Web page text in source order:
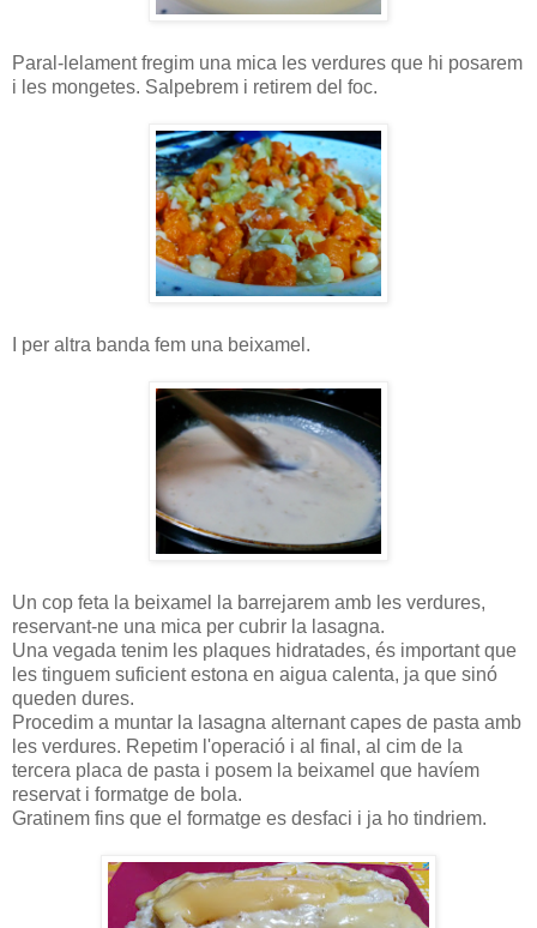
Paral-lelament fregim una mica les verdures que hi posarem
i les mongetes. Salpebrem i retirem del foc.
I per altra banda fem una beixamel.
Un cop feta la beixamel la barrejarem amb les verdures,
reservant-ne una mica per cubrir la lasagna.
Una vegada tenim les plaques hidratades, és important que
les tinguem suficient estona en aigua calenta, ja que sinó
queden dures.
Procedim a muntar la lasagna alternant capes de pasta amb
les verdures. Repetim l'operació i al final, al cim de la
tercera placa de pasta i posem la beixamel que havíem
reservat i formatge de bola.
Gratinem fins que el formatge es desfaci i ja ho tindriem.